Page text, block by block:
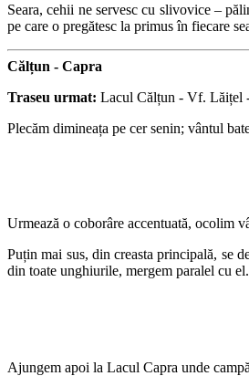
Seara, cehii ne servesc cu slivovice –
pe care o pregătesc la primus în fiecare
Călțun - Capra
Traseu urmat: Lacul Călțun - Vf. Lăițel
Plecăm dimineața pe cer senin; vântul
Urmează o coborâre accentuată, ocolim
Puțin mai sus, din creasta principală, se
din toate unghiurile, mergem paralel cu el.
Ajungem apoi la Lacul Capra unde